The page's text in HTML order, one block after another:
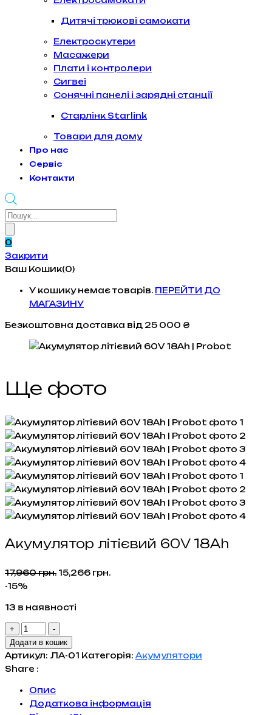
Дитячі трюкові самокати
Електроскутери
Масажери
Плати і контролери
Сигвеї
Сонячні панелі і зарядні станції
Старлінк Starlink
Товари для дому
Про нас
Сервіс
Контакти
Products
0
Закрити
Ваш Кошик(0)
У кошику немає товарів. ПЕРЕЙТИ ДО
МАГАЗИНУ
Безкоштовна доставка від 25 000 ₴
Ще фото
Акумулятор літієвий 60V 18Ah
17,960грн. Оригінальна
15,266 грн.
-15%
13 в наявності
+
Акумулятор
літієвий
60V
18Ah
-
Додати в кошик
Артикул: ЛА-01 Категорія: Акумулятори
Share :
Опис
Додаткова інформація